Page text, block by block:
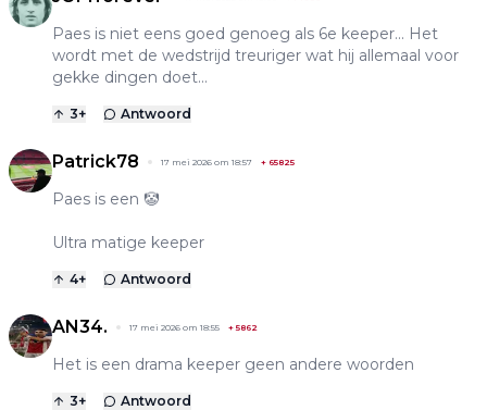
Paes is niet eens goed genoeg als 6e keeper... Het
wordt met de wedstrijd treuriger wat hij allemaal voor
gekke dingen doet...
3+ Antwoord
Patrick78 17 mei 2026 om 18:57 + 65825
Paes is een 🤡
Ultra matige keeper
4+ Antwoord
AN34. 17 mei 2026 om 18:55 + 5862
Het is een drama keeper geen andere woorden
3+ Antwoord